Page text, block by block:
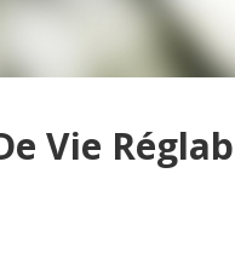
Vie